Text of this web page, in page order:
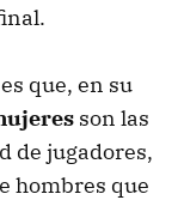
que, en su
son las
de jugadores,
hombres que